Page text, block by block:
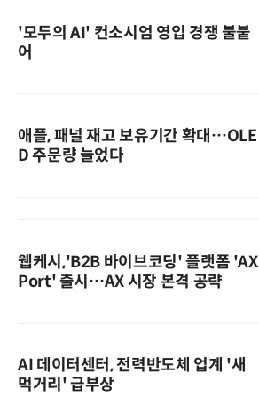
'모두의 AI' 컨소시엄 영입 경쟁 불붙
어
애플, 패널 재고 보유기간 확대…OLE
D 주문량 늘었다
웹케시,'B2B 바이브코딩' 플랫폼 'AX
Port' 출시…AX 시장 본격 공략
AI 데이터센터, 전력반도체 업계 '새
먹거리' 급부상